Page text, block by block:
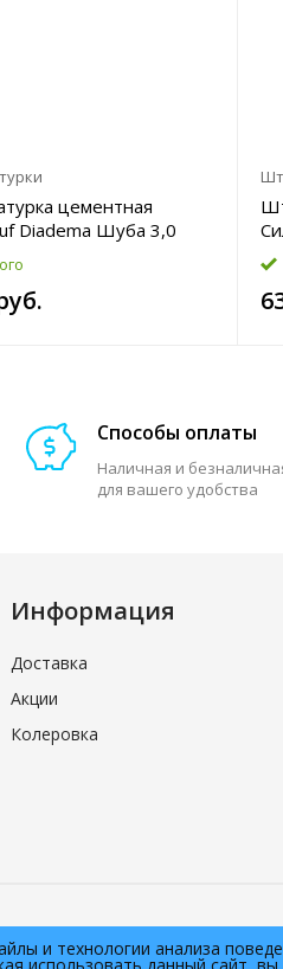
цементная
Diadema Шуба 3,0
25кг
Способы оплаты
Наличная и
для вашего удобства
Информация
Доставка
Акции
Колеровка
и технологии анализа